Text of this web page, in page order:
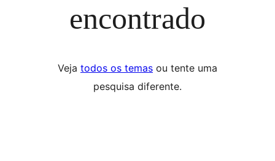
encontrado
Veja todos os temas ou tente uma
pesquisa diferente.